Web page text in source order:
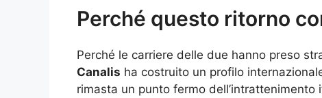
Perché questo ritorno
Perché le carriere delle due hanno preso
Canalis ha costruito un profilo
rimasta un punto fermo